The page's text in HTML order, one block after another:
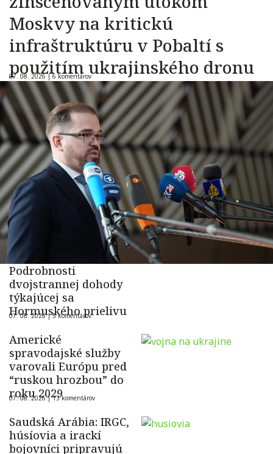
Moskvy na kritickú
infraštruktúru v Pobaltí s
použitím ukrajinského dronu
07. 08. 2026 |6 komentárov
Podrobnosti
dvojstrannej dohody
týkajúcej sa
Hormuského prielivu
07. 08. 2026 |5 komentárov
Americké
spravodajské služby
varovali Európu pred
“ruskou hrozbou” do
roku 2029
07. 08. 2026 |13 komentárov
Saudská Arábia: IRGC,
húsíovia a irackí
bojovníci pripravujú